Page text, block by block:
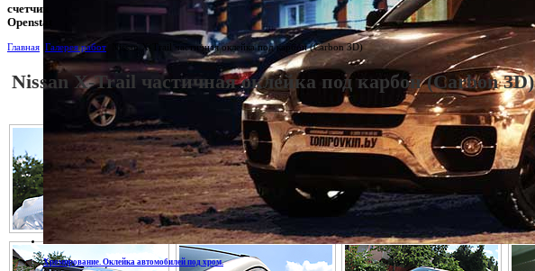
Хромирование. Оклейка автомобилей под хром.
счетчик
Openstat
Главная Галерея работ Nissan X-Trail частичная оклейка под карбон (Carbon 3D)
Nissan X-Trail частичная оклейка под карбон (Carbon 3D)